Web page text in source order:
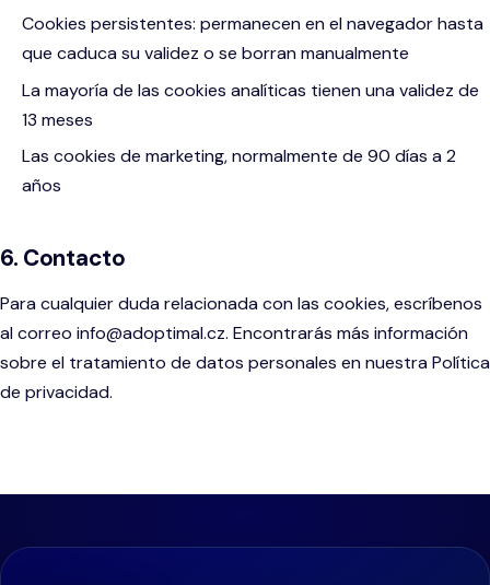
Cookies persistentes: permanecen en el navegador hasta
que caduca su validez o se borran manualmente
La mayoría de las cookies analíticas tienen una validez de
13 meses
Las cookies de marketing, normalmente de 90 días a 2
años
6. Contacto
Para cualquier duda relacionada con las cookies, escríbenos
al correo info@adoptimal.cz. Encontrarás más información
sobre el tratamiento de datos personales en nuestra Política
de privacidad.